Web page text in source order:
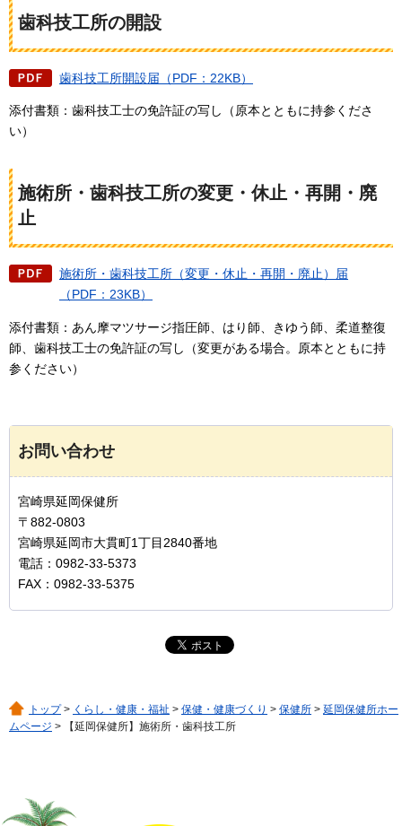
歯科技工所の開設
歯科技工所開設届（PDF：22KB）
添付書類：歯科技工士の免許証の写し（原本とともに持参くださ
い）
施術所・歯科技工所の変更・休止・再開・廃
止
施術所・歯科技工所（変更・休止・再開・廃止）届
（PDF：23KB）
添付書類：あん摩マツサージ指圧師、はり師、きゆう師、柔道整復
師、歯科技工士の免許証の写し（変更がある場合。原本とともに持
参ください）
お問い合わせ
宮崎県延岡保健所
〒882-0803
宮崎県延岡市大貫町1丁目2840番地
電話：0982-33-5373
FAX：0982-33-5375
トップ> くらし・健康・福祉 > 保健・健康づくり > 保健所 > 延岡保健所ホー
ムページ > 【延岡保健所】施術所・歯科技工所